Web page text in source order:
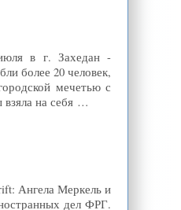
в г. Захедан -
более 20 человек,
мечетью с
на себя …
Ангела Меркель и
дел ФРГ.